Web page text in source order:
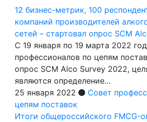
12 бизнес-метрик, 100
компаний производителей
сетей – стартовал опрос SCM
С 19 января по 19 марта 2022
профессионалов по цепям
опрос SCM Alco Survey 2022,
являются определение…
25 января 2022
Совет
цепям поставок
Итоги общероссийского FMCG-